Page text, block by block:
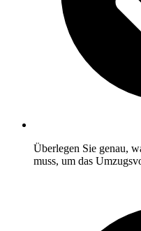
Überlegen Sie genau,
muss, um das